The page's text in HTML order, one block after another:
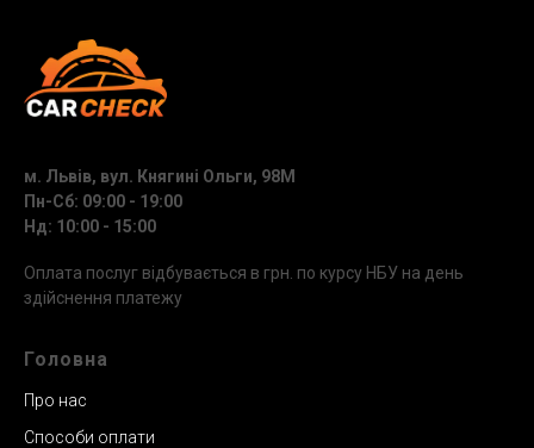
м. Львів, вул. Княгині Ольги, 98М
Пн-Сб: 09:00 - 19:00
Нд: 10:00 - 15:00
Оплата послуг відбувається в грн. по курсу НБУ на день
здійснення платежу
Головна
Про нас
Способи оплати